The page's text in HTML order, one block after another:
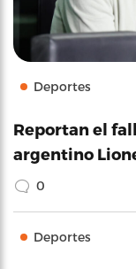
Deportes
Reportan el
argentino
0
Deportes